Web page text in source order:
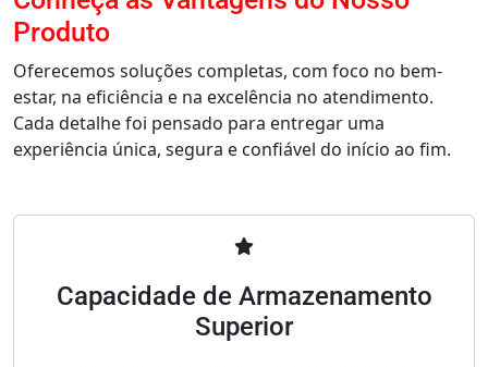
Produto
Oferecemos soluções completas, com foco no bem-
estar, na eficiência e na excelência no atendimento.
Cada detalhe foi pensado para entregar uma
experiência única, segura e confiável do início ao fim.
Capacidade de Armazenamento
Superior